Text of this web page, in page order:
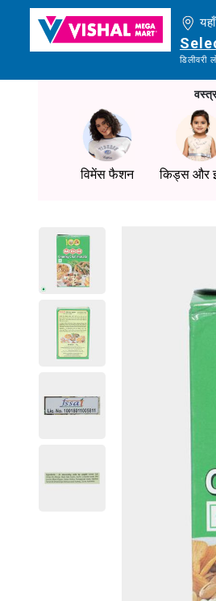
विमेंस फैशन किड्स और